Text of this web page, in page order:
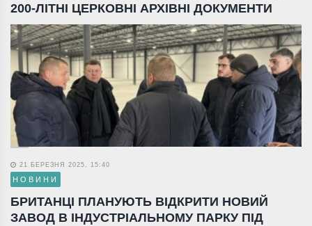
200-ЛІТНІ ЦЕРКОВНІ АРХІВНІ ДОКУМЕНТИ
21 БЕРЕЗНЯ 2025, 15:40
НОВИНИ
БРИТАНЦІ ПЛАНУЮТЬ ВІДКРИТИ НОВИЙ
ЗАВОД В ІНДУСТРІАЛЬНОМУ ПАРКУ ПІД